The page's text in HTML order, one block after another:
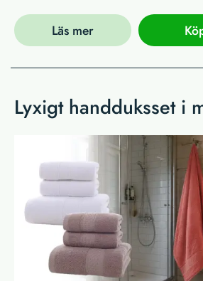
Läs mer
Lyxigt handduksset i